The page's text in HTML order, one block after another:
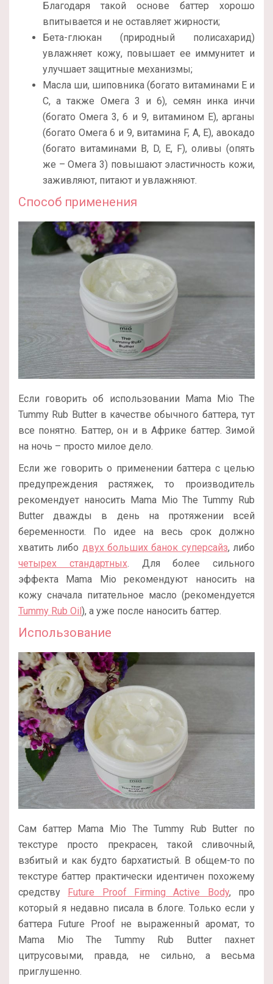
Благодаря такой основе баттер хорошо
впитывается и не оставляет жирности;
Бета-глюкан (природный полисахарид)
увлажняет кожу, повышает ее иммунитет и
улучшает защитные механизмы;
Масла ши, шиповника (богато витаминами Е и
С, а также Омега 3 и 6), семян инка инчи
(богато Омега 3, 6 и 9, витамином Е), арганы
(богато Омега 6 и 9, витамина F, А, E), авокадо
(богато витаминами В, D, Е, F), оливы (опять
же – Омега 3) повышают эластичность кожи,
заживляют, питают и увлажняют.
Способ применения
Если говорить об использовании Mama Mio The
Tummy Rub Butter в качестве обычного баттера, тут
все понятно. Баттер, он и в Африке баттер. Зимой
на ночь – просто милое дело.
Если же говорить о применении баттера с целью
предупреждения растяжек, то производитель
рекомендует наносить Mama Mio The Tummy Rub
Butter дважды в день на протяжении всей
беременности. По идее на весь срок должно
хватить либо двух больших банок суперсайз, либо
четырех стандартных. Для более сильного
эффекта Mama Mio рекомендуют наносить на
кожу сначала питательное масло (рекомендуется
Tummy Rub Oil), а уже после наносить баттер.
Использование
Сам баттер Mama Mio The Tummy Rub Butter по
текстуре просто прекрасен, такой сливочный,
взбитый и как будто бархатистый. В общем-то по
текстуре баттер практически идентичен похожему
средству
Future Proof Firming Active Body, про
который я недавно писала в блоге. Только если у
баттера Future Proof не выраженный аромат, то
Mama Mio The Tummy Rub Butter пахнет
цитрусовыми, правда, не сильно, а весьма
приглушенно.